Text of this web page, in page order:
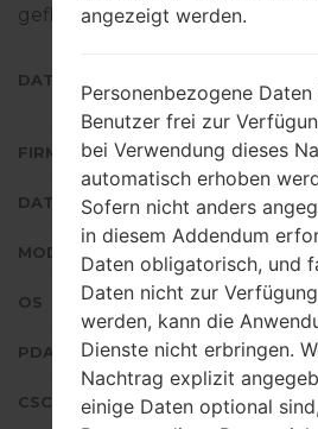
geflascht wird,gibt es hier
DATEINAME
SM-
FIRMWARE TYP
DATEIGRÖSSE
MODELL
OS
PDA/AP AUSFÜHRUNG
CSC AUSFÜHRUNG
angezeigt werden.
Personenbezogene
Benutzer frei zur
bei Verwendung dieses
automatisch erhoben
Sofern nicht anders
in diesem Addendum
Daten obligatorisch, und
Daten nicht zur
werden, kann die
Dienste nicht erbringen.
Nachtrag explizit
einige Daten optional